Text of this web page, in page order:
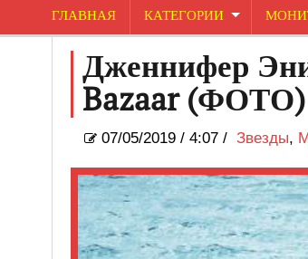
ГЛАВНАЯ КАТЕГОРИИ
Дженнифер
Bazaar (ФОТО)
07/05/2019/ 4:07 / Звезды,